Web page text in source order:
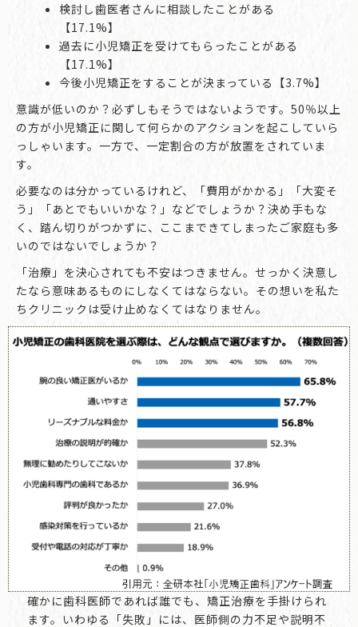
検討し歯医者さんに相談したことがある
【17.1%】
過去に小児矯正を受けてもらったことがある
【17.1%】
今後小児矯正をすることが決まっている【3.7%】
意識が低いのか？必ずしもそうではないようです。50％以上
の方が小児矯正に関して何らかのアクションを起こしていら
っしゃいます。一方で、一定割合の方が放置をされていま
す。
必要なのは分かっているけれど、「費用がかかる」「大変そ
う」「あとでもいいかな？」などでしょうか？決め手もな
く、踏ん切りがつかずに、ここまできてしまったご家庭も多
いのではないでしょうか？
「治療」を決心されても不安はつきません。せっかく決意し
たなら意味あるものにしなくてはならない。その想いを私た
ちクリニックは受け止めなくてはなりません。
確かに歯科医師であれば誰でも、矯正治療を手掛けられ
ます。いわゆる「失敗」には、医師側の力不足や説明不